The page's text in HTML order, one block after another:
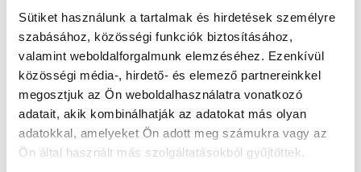
Sütiket használunk a tartalmak és hirdetések személyre
szabásához, közösségi funkciók biztosításához,
valamint weboldalforgalmunk elemzéséhez. Ezenkívül
közösségi média-, hirdető- és elemező partnereinkkel
megosztjuk az Ön weboldalhasználatra vonatkozó
adatait, akik kombinálhatják az adatokat más olyan
adatokkal, amelyeket Ön adott meg számukra vagy az
Ön által használt más szolgáltatásokból gyűjtöttek.
Főoldal Klinikák
Bőrgyógyász, Budapest, XI. kerület